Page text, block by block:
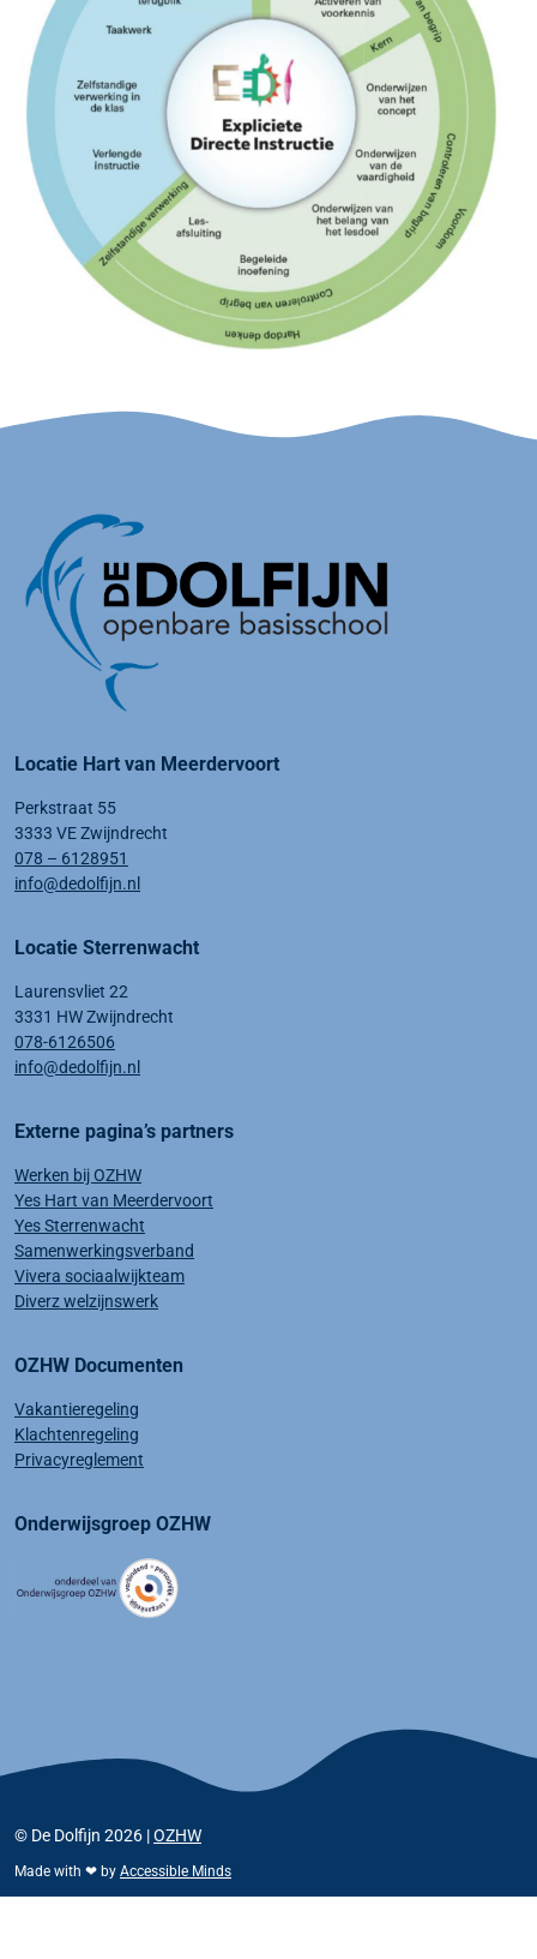
Locatie Hart van Meerdervoort
Perkstraat 55
3333 VE Zwijndrecht
078 – 6128951
info@dedolfijn.nl
Locatie Sterrenwacht
Laurensvliet 22
3331 HW Zwijndrecht
078-6126506
info@dedolfijn.nl
Externe pagina’s partners
Werken bij OZHW
Yes Hart van Meerdervoort
Yes Sterrenwacht
Samenwerkingsverband
Vivera sociaalwijkteam
Diverz welzijnswerk
OZHW Documenten
Vakantieregeling
Klachtenregeling
Privacyreglement
Onderwijsgroep OZHW
© De Dolfijn 2026 |OZHW
Made with ❤ by Accessible Minds